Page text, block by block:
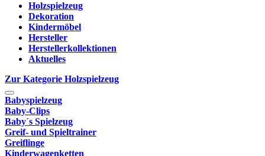
Holzspielzeug
Dekoration
Kindermöbel
Hersteller
Herstellerkollektionen
Aktuelles
Zur Kategorie Holzspielzeug
Babyspielzeug
Baby-Clips
Baby´s Spielzeug
Greif- und Spieltrainer
Greiflinge
Kinderwagenketten